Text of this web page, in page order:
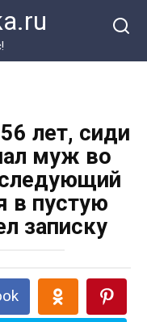
лет, сиди
муж во
в пустую
записку